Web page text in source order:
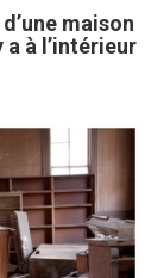
maison
a à l’intérieur